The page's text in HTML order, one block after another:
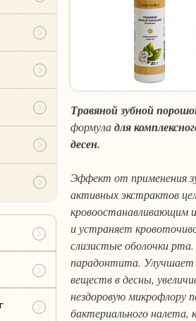
Травяной зубной
формуладля
десен.
Эффект от применения
активных экстрактов
кровоостанавливающим
и устраняет
слизистые оболочки
парадонтита. Улучшает
веществ в десны,
нездоровую микрофлору
бактериального налета,